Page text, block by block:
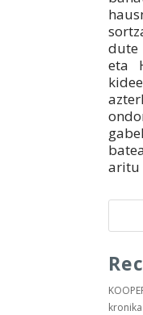
dute
eta
aritu
kronika